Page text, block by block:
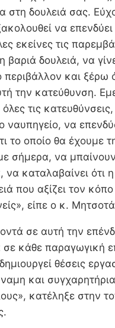
στη δουλειά σας.
να
εκείνες τις
βαριά δουλειά, να
περιβάλλον και ξέρω
την κατεύθυνση.
τις
ναυπηγείο, να
το οποίο θα έχουμε
σήμερα, να μπαίνουν
να καταλαβαίνει ότι
που αξίζει τον
είπε ο κ.
σε αυτή την
σε κάθε παραγωγική
θέσεις
και
κατέληξε στην